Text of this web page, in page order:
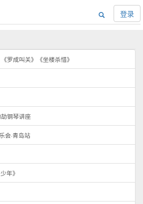
登录
罗成叫关》《坐楼杀惜》
钢琴讲座
会·青岛站
年》